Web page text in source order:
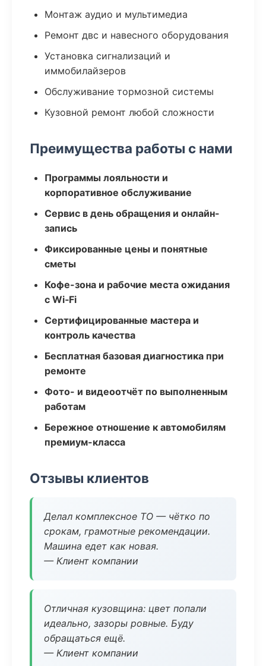
Монтаж аудио и мультимедиа
Ремонт двс и навесного оборудования
Установка сигнализаций и
иммобилайзеров
Обслуживание тормозной системы
Кузовной ремонт любой сложности
Преимущества работы с нами
Программы лояльности и
корпоративное обслуживание
Сервис в день обращения и онлайн-
запись
Фиксированные цены и понятные
сметы
Кофе-зона и рабочие места ожидания
с Wi‑Fi
Сертифицированные мастера и
контроль качества
Бесплатная базовая диагностика при
ремонте
Фото- и видеоотчёт по выполненным
работам
Бережное отношение к автомобилям
премиум-класса
Отзывы клиентов
Делал комплексное ТО — чётко по
срокам, грамотные рекомендации.
Машина едет как новая.
— Клиент компании
Отличная кузовщина: цвет попали
идеально, зазоры ровные. Буду
обращаться ещё.
— Клиент компании